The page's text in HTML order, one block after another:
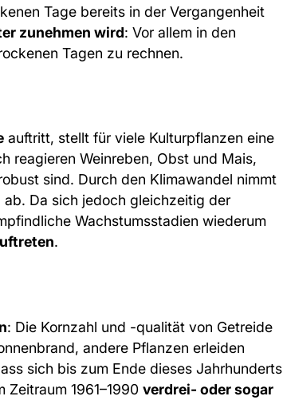
Tage bereits in der Vergangenheit
zunehmen wird: Vor allem in den
Tagen zu rechnen.
auftritt, stellt für viele Kulturpflanzen eine
reagieren Weinreben, Obst und Mais,
sind. Durch den Klimawandel nimmt
Da sich jedoch gleichzeitig der
Wachstumsstadien wiederum
.
: Die Kornzahl und -qualität von Getreide
andere Pflanzen erleiden
sich bis zum Ende dieses Jahrhunderts
Zeitraum 1961–1990 verdrei- oder sogar